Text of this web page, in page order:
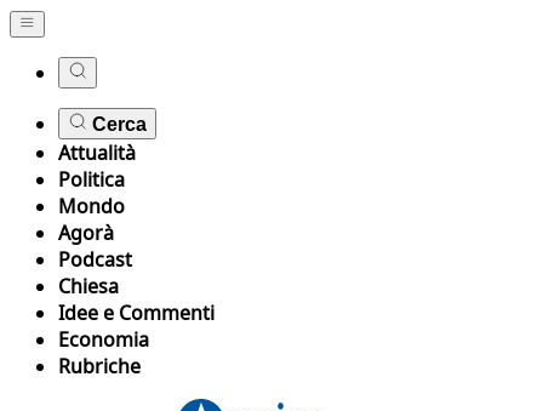
Cerca
Attualità
Politica
Mondo
Agorà
Podcast
Chiesa
Idee e Commenti
Economia
Rubriche